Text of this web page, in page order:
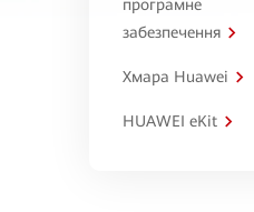
програмне
забезпечення
Хмара Huawei
HUAWEI eKit